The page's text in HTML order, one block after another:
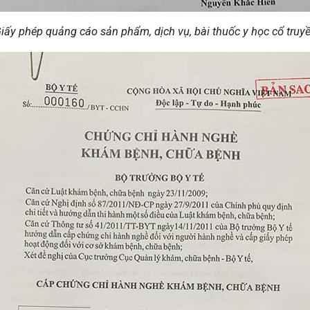
phép quảng cáo sản phẩm, dịch vụ, bài thuốc y học cổ